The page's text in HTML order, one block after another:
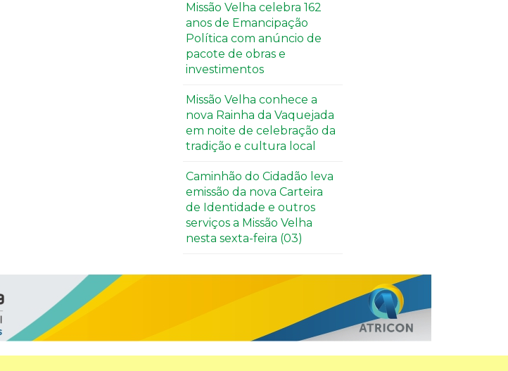
Missão Velha celebra 162
anos de Emancipação
Política com anúncio de
pacote de obras e
investimentos
Missão Velha conhece a
nova Rainha da Vaquejada
em noite de celebração da
tradição e cultura local
Caminhão do Cidadão leva
emissão da nova Carteira
de Identidade e outros
serviços a Missão Velha
nesta sexta-feira (03)